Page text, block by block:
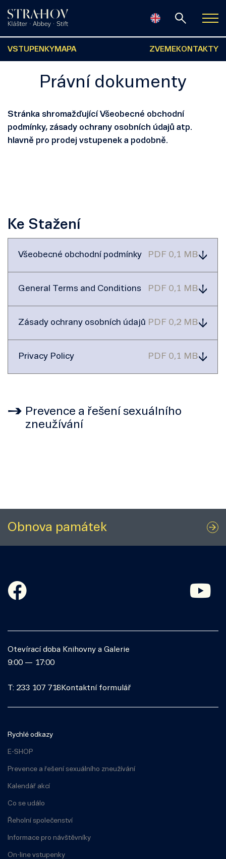
VSTUPENKY MAPA ZVEME KONTAKTY
Právní dokumenty
Stránka shromažďující Všeobecné obchodní
podmínky, zásady ochrany osobních údajů atp.
hlavně pro prodej vstupenek a podobně.
Ke Stažení
Všeobecné obchodní podmínky PDF 0,1 MB
General Terms and Conditions PDF 0,1 MB
Zásady ochrany osobních údajů PDF 0,2 MB
Privacy Policy PDF 0,1 MB
Prevence a řešení sexuálního
zneužívání
Obnova památek
Otevírací doba Knihovny a Galerie
9:00 — 17:00
T: 233 107 718 Kontaktní formulář
Rychlé odkazy
E-SHOP
Prevence a řešení sexuálního zneužívání
Kalendář akcí
Co se událo
Řeholní společenství
Informace pro návštěvníky
On-line vstupenky